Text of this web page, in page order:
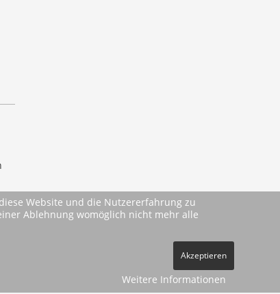
Website und die Nutzererfahrung zu
Ablehnung womöglich nicht mehr alle
Akzeptieren
Weitere Informationen